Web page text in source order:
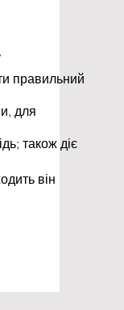
правильний
для
також діє
він